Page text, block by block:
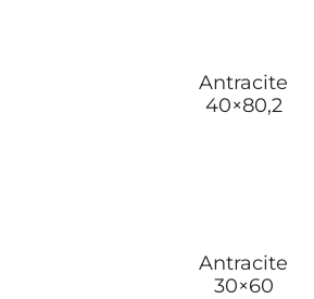
Antracite
40×80,2
Antracite
30×60